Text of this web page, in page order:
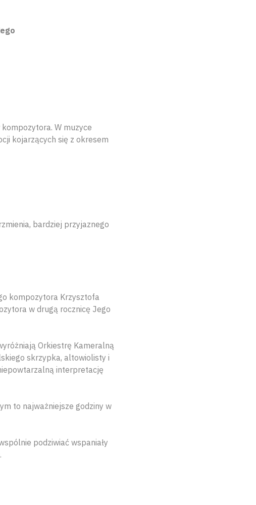
W muzyce
kojarzących się z okresem
bardziej przyjaznego
kompozytora Krzysztofa
w drugą rocznicę Jego
Orkiestrę Kameralną
skrzypka, altowiolisty i
interpretację
to najważniejsze godziny w
podziwiać wspaniały